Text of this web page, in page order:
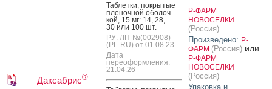
Даксабрис®
Таб­летки, пок­ры­тые
пле­ноч­ной обо­лоч­
кой, 15 мг: 14, 28,
30 или 100 шт.
РУ: ЛП-№(002908)-
(РГ-RU) от 01.08.23
Дата
переоформления:
21.04.26
Р-ФАРМ
НОВОСЕЛКИ
(Россия)
Произведено: Р-
ФАРМ (Россия) или
Р-ФАРМ
НОВОСЕЛКИ
(Россия)
Упаковка и